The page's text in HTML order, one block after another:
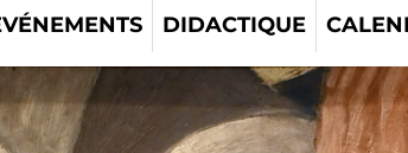
DIDACTIQUE